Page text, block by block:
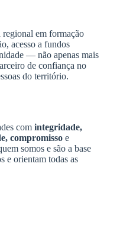
regional em formação
acesso a fundos
— não apenas mais
de confiança no
do território.
com integridade,
compromisso e
somos e são a base
e orientam todas as